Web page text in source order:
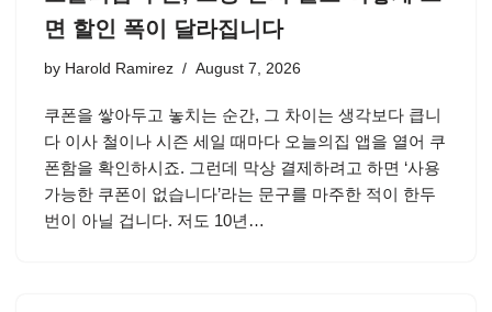
면 할인 폭이 달라집니다
by Harold Ramirez August 7, 2026
쿠폰을 쌓아두고 놓치는 순간, 그 차이는 생각보다 큽니
다 이사 철이나 시즌 세일 때마다 오늘의집 앱을 열어 쿠
폰함을 확인하시죠. 그런데 막상 결제하려고 하면 ‘사용
가능한 쿠폰이 없습니다’라는 문구를 마주한 적이 한두
번이 아닐 겁니다. 저도 10년…